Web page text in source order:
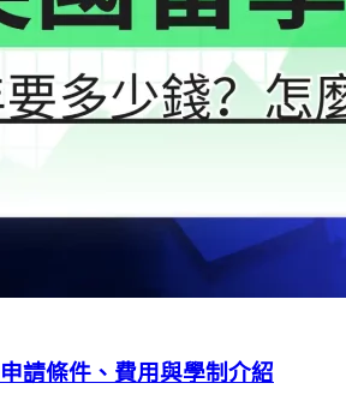
請條件、費用與學制介紹